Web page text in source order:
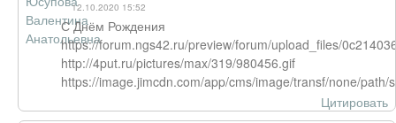
12.10.2020 15:52
С Днём Рождения
https://forum.ngs42.ru/preview/forum/upload_files/
http://4put.ru/pictures/max/319/980456.gif
https://image.jimcdn.com/app/cms/image/transf/none/
Цитировать